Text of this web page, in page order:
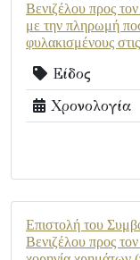
Βενιζέλου προς
με την πληρωμή
φυλακισμένους
Είδος
Χρονολογία
Επιστολή του
Βενιζέλου προς